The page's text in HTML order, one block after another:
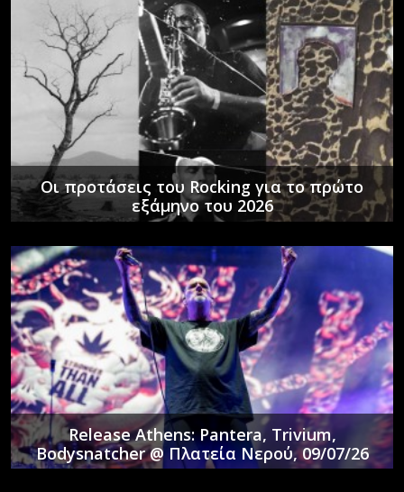
Οι προτάσεις του Rocking για το πρώτο
εξάμηνο του 2026
Release Athens: Pantera, Trivium,
Bodysnatcher @ Πλατεία Νερού, 09/07/26